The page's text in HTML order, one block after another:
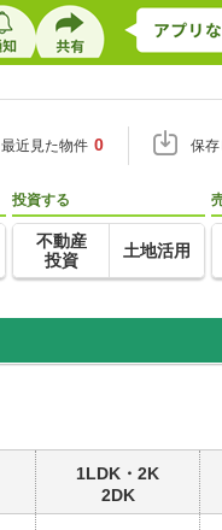
最近見た物件 0 保
投資する
不動産
投資
土地活用
1LDK・2K
2DK